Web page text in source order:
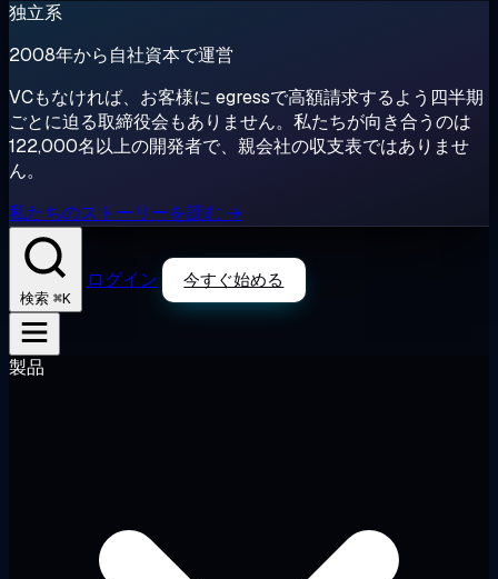
独立系
2008年から自社資本で運営
VCもなければ、お客様に egressで高額請求するよう四半期
ごとに迫る取締役会もありません。私たちが向き合うのは
122,000名以上の開発者で、親会社の収支表ではありませ
ん。
私たちのストーリーを読む →
検索 ⌘K
ログイン 今すぐ始める
製品